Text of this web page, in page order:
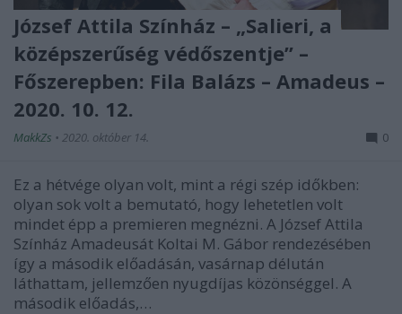
József Attila Színház – „Salieri, a
középszerűség védőszentje” –
Főszerepben: Fila Balázs – Amadeus –
2020. 10. 12.
MakkZs • 2020. október 14. 0
Ez a hétvége olyan volt, mint a régi szép időkben:
olyan sok volt a bemutató, hogy lehetetlen volt
mindet épp a premieren megnézni. A József Attila
Színház Amadeusát Koltai M. Gábor rendezésében
így a második előadásán, vasárnap délután
láthattam, jellemzően nyugdíjas közönséggel. A
második előadás,…